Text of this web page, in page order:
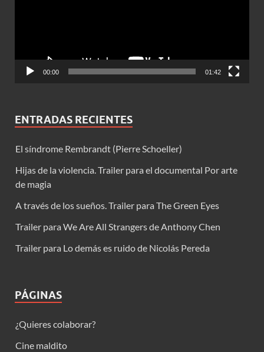
00:00 01:42
ENTRADAS RECIENTES
El síndrome Rembrandt (Pierre Schoeller)
Hijas de la violencia. Trailer para el documental Por arte
de magia
A través de los sueños. Trailer para The Green Eyes
Trailer para We Are All Strangers de Anthony Chen
Trailer para Lo demás es ruido de Nicolás Pereda
PÁGINAS
¿Quieres colaborar?
Cine maldito